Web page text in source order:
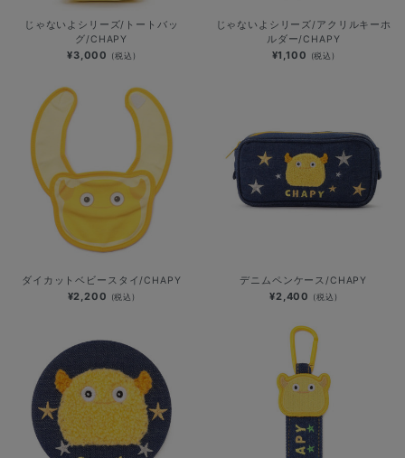
じゃないよシリーズ/トートバッ
グ/CHAPY
¥3,000 (税込)
じゃないよシリーズ/アクリルキーホ
ルダー/CHAPY
¥1,100 (税込)
ダイカットベビースタイ/CHAPY
¥2,200 (税込)
デニムペンケース/CHAPY
¥2,400 (税込)